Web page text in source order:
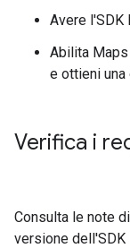
Avere l'SDK
Abilita Maps
e ottieni una
Verifica i
Consulta le note
versione